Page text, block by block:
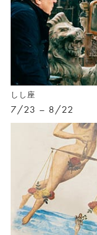
しし座
7/23 – 8/22